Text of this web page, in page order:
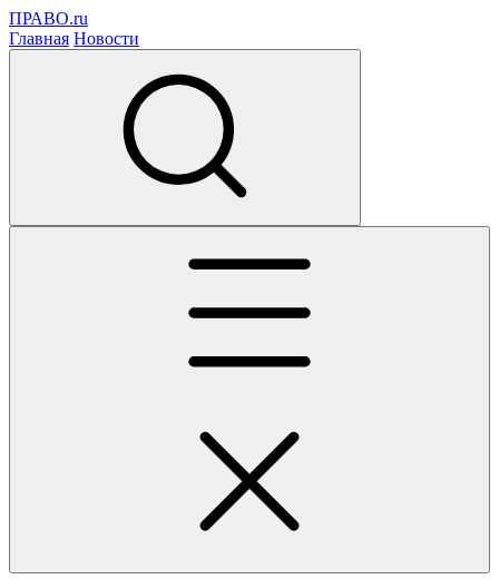
ПРАВО.ru
Главная Новости